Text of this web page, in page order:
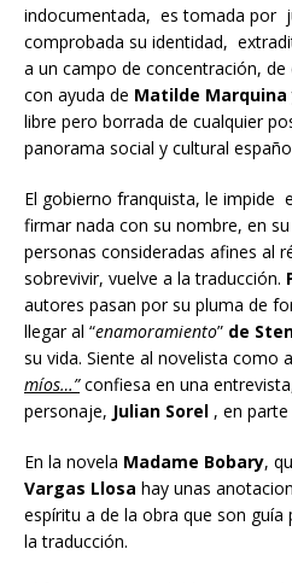
indocumentada, es tomada por
comprobada su identidad,
a un campo de concentración,
con ayuda de Matilde Marquina
libre pero borrada de cualquier
panorama social y cultural
El gobierno franquista, le impide
firmar nada con su nombre, en
personas consideradas afines al
sobrevivir, vuelve a la traducción.
autores pasan por su pluma de
llegar al “enamoramiento” de
su vida. Siente al novelista como
míos…”confiesa en una
personaje, Julian Sorel , en
En la novela Madame Bobary,
Vargas Llosa hay unas
espíritu a de la obra que son
la traducción.